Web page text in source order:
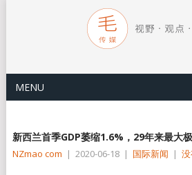
MENU
新西兰首季GDP萎缩1.6%，29年来最大
NZmao com | 2020-06-18 | 国际新闻 |